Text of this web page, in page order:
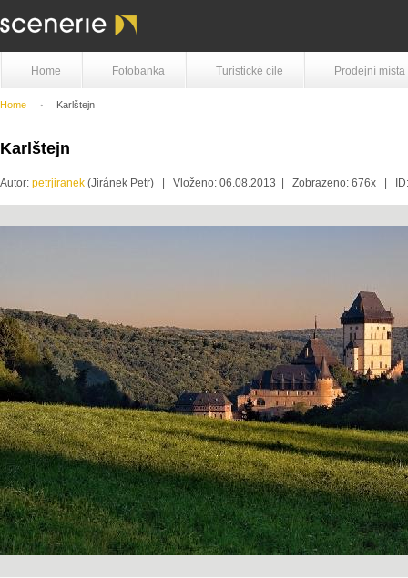
Home Fotobanka Turistické cíle Prodejní místa
Home Karlštejn
Karlštejn
Autor: petrjiranek (Jiránek Petr) | Vloženo: 06.08.2013 | Zobrazeno: 676x | ID: